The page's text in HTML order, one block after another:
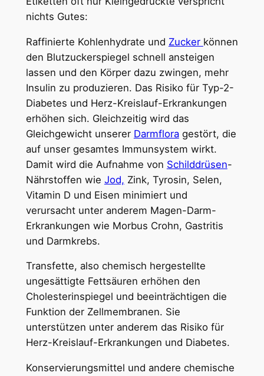
nichts Gutes:
Raffinierte Kohlenhydrate und Zucker können
den Blutzuckerspiegel schnell ansteigen
lassen und den Körper dazu zwingen, mehr
Insulin zu produzieren. Das Risiko für Typ-2-
Diabetes und Herz-Kreislauf-Erkrankungen
erhöhen sich. Gleichzeitig wird das
Gleichgewicht unserer Darmfloragestört, die
auf unser gesamtes Immunsystem wirkt.
Damit wird die Aufnahme von Schilddrüsen-
Nährstoffen wie Jod, Zink, Tyrosin, Selen,
Vitamin D und Eisen minimiert und
verursacht unter anderem Magen-Darm-
Erkrankungen wie Morbus Crohn, Gastritis
und Darmkrebs.
Transfette, also chemisch hergestellte
ungesättigte Fettsäuren erhöhen den
Cholesterinspiegel und beeinträchtigen die
Funktion der Zellmembranen. Sie
unterstützen unter anderem das Risiko für
Herz-Kreislauf-Erkrankungen und Diabetes.
Konservierungsmittel und andere chemische